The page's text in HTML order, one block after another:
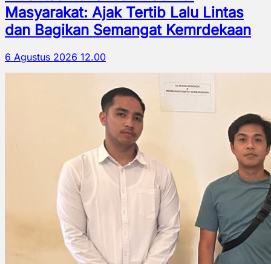
Masyarakat: Ajak Tertib Lalu Lintas
dan Bagikan Semangat Kemrdekaan
6 Agustus 2026 12.00